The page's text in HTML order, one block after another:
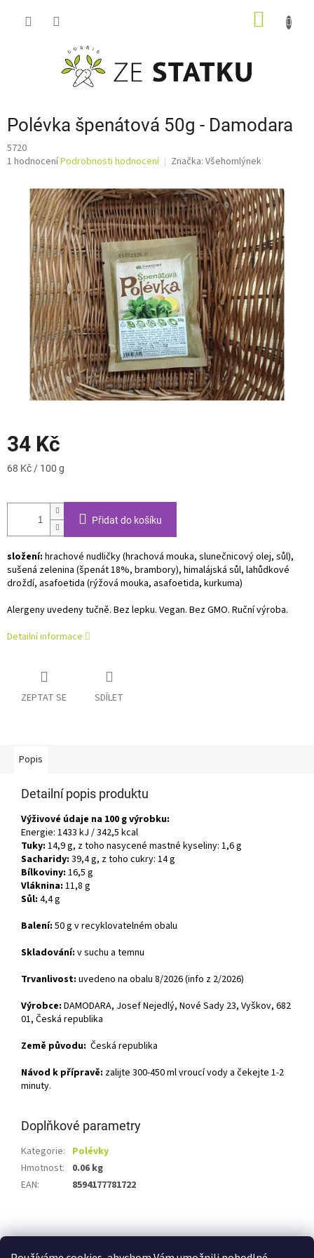
Polévka špenátová 50g - Damodara
5720
Průměrné
produktu
hvězdiček.
1 hodnoceníPodrobnosti hodnocení Značka: Všehomlýnek
34 Kč
Měrná
68 Kč / 100 g
Přidat do košíku
složení: hrachové nudličky (hrachová mouka, slunečnicový olej, sůl),
sušená zelenina (špenát 18%, brambory), himalájská sůl, lahůdkové
droždí, asafoetida (rýžová mouka, asafoetida, kurkuma)
Alergeny uvedeny tučně. Bez lepku. Vegan. Bez GMO. Ruční výroba.
Detailní informace
ZEPTAT SE SDÍLET
Popis
Detailní popis produktu
Výživové údaje na 100 g výrobku:
Energie: 1433 kJ / 342,5 kcal
Tuky: 14,9 g, z toho nasycené mastné kyseliny: 1,6 g
Sacharidy: 39,4 g, z toho cukry: 14 g
Bílkoviny: 16,5 g
Vláknina: 11,8 g
Sůl: 4,4 g
Balení: 50 g v recyklovatelném obalu
Skladování: v suchu a temnu
Trvanlivost: uvedeno na obalu 8/2026 (info z 2/2026)
Výrobce: DAMODARA, Josef Nejedlý, Nové Sady 23, Vyškov, 682
01, Česká republika
Země původu: Česká republika
Návod k přípravě: zalijte 300-450 ml vroucí vody a čekejte 1-2
minuty.
Doplňkové parametry
Kategorie: Polévky
Hmotnost:
0.06 kg
EAN: 8594177781722
á